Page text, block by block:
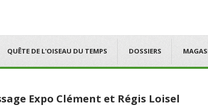
QUÊTE DE L'OISEAU DU TEMPS DOSSIERS
Expo Clément et Régis Loisel